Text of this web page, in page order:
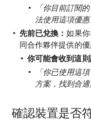
「你目前訂閱
法使用這項優惠
先前已兌換：如果
同合作夥伴提供的
你可能會收到這則
「你已使用這
方案，找到合適
確認裝置是否